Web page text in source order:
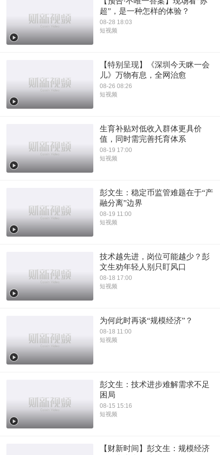
超”，是一种怎样的体验？
08-28 18:03
短视频
【特别呈现】《深圳今天眯一会
儿》万物有息，全网治愈
08-26 08:26
短视频
生育补贴对低收入群体更具价
值，同时需完善托育体系
08-19 17:00
短视频
彭文生：稳定币监管难题在于“产
融分离”边界
08-19 11:00
短视频
技术越先进，岗位可能越少？彭
文生劝年轻人别只盯风口
08-18 17:00
短视频
为何此时再谈“规模经济”？
08-18 11:00
短视频
彭文生：技术进步难解需求不足
困局
08-15 15:16
短视频
【财新时间】彭文生：规模经济